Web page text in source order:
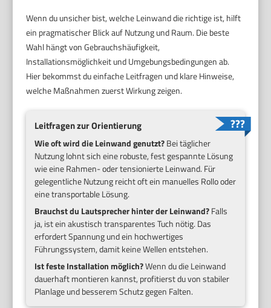
Wenn du unsicher bist, welche Leinwand die richtige ist, hilft
ein pragmatischer Blick auf Nutzung und Raum. Die beste
Wahl hängt von Gebrauchshäufigkeit,
Installationsmöglichkeit und Umgebungsbedingungen ab.
Hier bekommst du einfache Leitfragen und klare Hinweise,
welche Maßnahmen zuerst Wirkung zeigen.
Leitfragen zur Orientierung
Wie oft wird die Leinwand genutzt?Bei täglicher
Nutzung lohnt sich eine robuste, fest gespannte Lösung
wie eine Rahmen- oder tensionierte Leinwand. Für
gelegentliche Nutzung reicht oft ein manuelles Rollo oder
eine transportable Lösung.
Brauchst du Lautsprecher hinter der Leinwand?Falls
ja, ist ein akustisch transparentes Tuch nötig. Das
erfordert Spannung und ein hochwertiges
Führungssystem, damit keine Wellen entstehen.
Ist feste Installation möglich?Wenn du die Leinwand
dauerhaft montieren kannst, profitierst du von stabiler
Planlage und besserem Schutz gegen Falten.